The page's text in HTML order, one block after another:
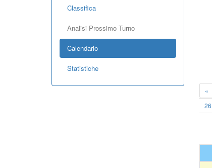
Classifica
Analisi Prossimo Turno
Calendario
Statistiche
«
26